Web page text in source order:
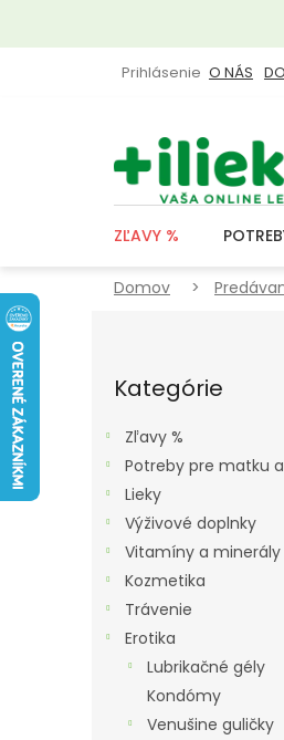
obsah
O NÁS
Prihlásenie
ZĽAVY %
Domov
A
N
kategórie
Kategórie
Zľavy %
Potreby pre matku
Lieky
Výživové doplnky
Vitamíny a minerály
Kozmetika
Trávenie
Erotika
Lubrikačné gély
Kondómy
Venušine guličky